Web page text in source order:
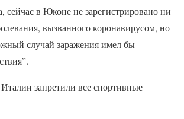
сейчас в Юконе не зарегистрировано ни
вызванного коронавирусом, но
случай заражения имел бы
запретили все спортивные